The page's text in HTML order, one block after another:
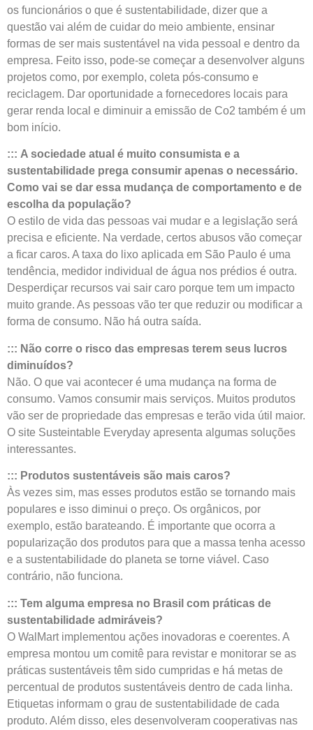
os funcionários o que é sustentabilidade, dizer que a
questão vai além de cuidar do meio ambiente, ensinar
formas de ser mais sustentável na vida pessoal e dentro da
empresa. Feito isso, pode-se começar a desenvolver alguns
projetos como, por exemplo, coleta pós-consumo e
reciclagem. Dar oportunidade a fornecedores locais para
gerar renda local e diminuir a emissão de Co2 também é um
bom início.
::: A sociedade atual é muito consumista e a
sustentabilidade prega consumir apenas o necessário.
Como vai se dar essa mudança de comportamento e de
escolha da população?
O estilo de vida das pessoas vai mudar e a legislação será
precisa e eficiente. Na verdade, certos abusos vão começar
a ficar caros. A taxa do lixo aplicada em São Paulo é uma
tendência, medidor individual de água nos prédios é outra.
Desperdiçar recursos vai sair caro porque tem um impacto
muito grande. As pessoas vão ter que reduzir ou modificar a
forma de consumo. Não há outra saída.
::: Não corre o risco das empresas terem seus lucros
diminuídos?
Não. O que vai acontecer é uma mudança na forma de
consumo. Vamos consumir mais serviços. Muitos produtos
vão ser de propriedade das empresas e terão vida útil maior.
O site Susteintable Everyday apresenta algumas soluções
interessantes.
::: Produtos sustentáveis são mais caros?
Às vezes sim, mas esses produtos estão se tornando mais
populares e isso diminui o preço. Os orgânicos, por
exemplo, estão barateando. É importante que ocorra a
popularização dos produtos para que a massa tenha acesso
e a sustentabilidade do planeta se torne viável. Caso
contrário, não funciona.
::: Tem alguma empresa no Brasil com práticas de
sustentabilidade admiráveis?
O WalMart implementou ações inovadoras e coerentes. A
empresa montou um comitê para revistar e monitorar se as
práticas sustentáveis têm sido cumpridas e há metas de
percentual de produtos sustentáveis dentro de cada linha.
Etiquetas informam o grau de sustentabilidade de cada
produto. Além disso, eles desenvolveram cooperativas nas